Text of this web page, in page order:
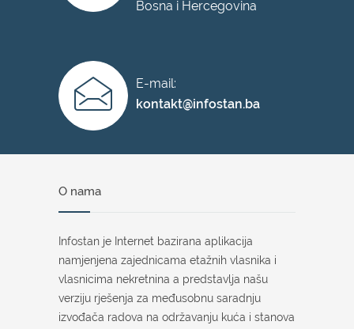
Bosna i Hercegovina
E-mail:
kontakt@infostan.ba
O nama
Infostan je Internet bazirana aplikacija
namjenjena zajednicama etažnih vlasnika i
vlasnicima nekretnina a predstavlja našu
verziju rješenja za međusobnu saradnju
izvođača radova na održavanju kuća i stanova